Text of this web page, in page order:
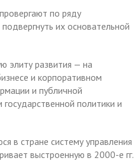
по ряду
их основательной
элиту развития — на
и корпоративном
и публичной
политики и
в стране систему управления
выстроенную в 2000-е гг.